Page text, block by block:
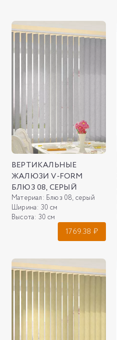
ВЕРТИКАЛЬНЫЕ
ЖАЛЮЗИ V-FORM
БЛЮЗ 08, СЕРЫЙ
Материал: Блюз 08, серый
Ширина: 30 см
Высота: 30 см
1769.38 ₽